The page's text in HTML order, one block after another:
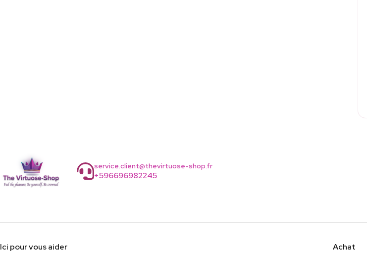
service.client@thevirtuose-shop.fr
+596696982245
Ici pour vous aider Achat